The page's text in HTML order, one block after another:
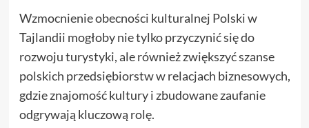
Wzmocnienie obecności kulturalnej Polski w
Tajlandii mogłoby nie tylko przyczynić się do
rozwoju turystyki, ale również zwiększyć szanse
polskich przedsiębiorstw w relacjach biznesowych,
gdzie znajomość kultury i zbudowane zaufanie
odgrywają kluczową rolę.